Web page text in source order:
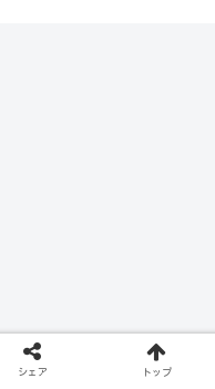
シェア トップ